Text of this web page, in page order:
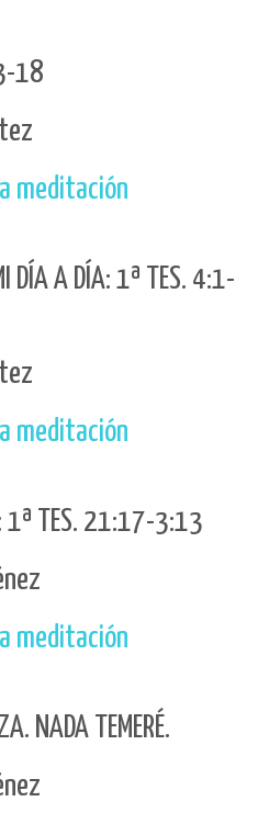
18
meditación
DÍA A DÍA: 1ª TES. 4:1-
meditación
1ª TES. 21:17-3:13
meditación
NADA TEMERÉ.